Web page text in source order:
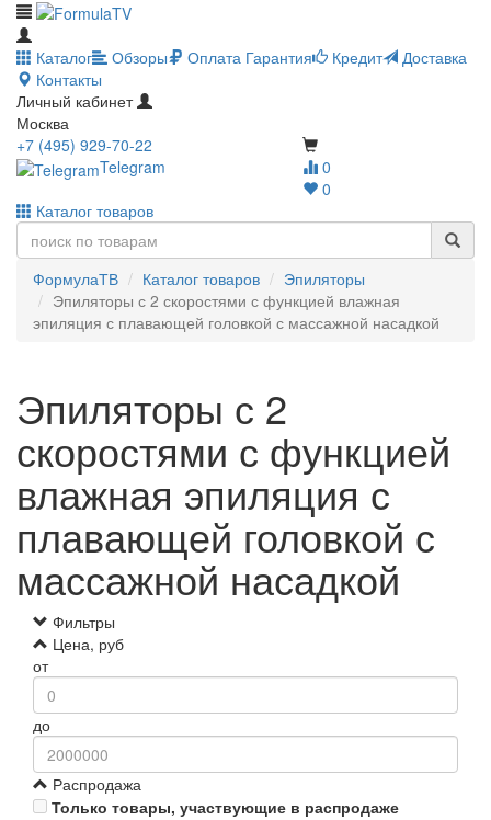
Каталог Обзоры Оплата Гарантия Кредит
Доставка
Контакты
Личный кабинет
Москва
0
0
+7 (495) 929-70-22
Telegram
Каталог товаров
ФормулаТВ Каталог товаров
Эпиляторы
Эпиляторы с 2 скоростями с функцией влажная
эпиляция с плавающей головкой с массажной насадкой
Эпиляторы с 2
скоростями с функцией
влажная эпиляция с
плавающей головкой с
массажной насадкой
Фильтры
Цена, руб
от
до
Распродажа
Только товары, участвующие в распродаже